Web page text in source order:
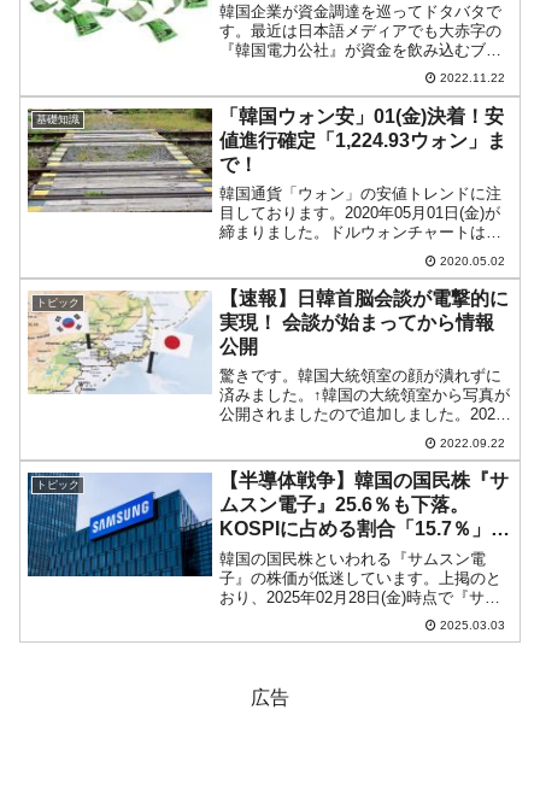
韓国企業が資金調達を巡ってドタバタで
す。最近は日本語メディアでも大赤字の
『韓国電力公社』が資金を飲み込むブラ
ックホールなどと報じられていますが、
これは親方太極旗なのをいいことに資金
ショートを防ぐため社債を発行しまくっ
ているからです。親方太極...
2022.11.22
基礎知識
「韓国ウォン安」01(金)決着！安
値進行確定「1,224.93ウォン」ま
で！
韓国通貨「ウォン」の安値トレンドに注
目しております。2020年05月01日(金)が
締まりました。ドルウォンチャートは以
下のようになりました（チャートは
『Investing.com』より引用：以下同）。
結局、2020年05月01日(金)は大き...
2020.05.02
トピック
【速報】日韓首脳会談が電撃的に
実現！ 会談が始まってから情報
公開
驚きです。韓国大統領室の顔が潰れずに
済みました。↑韓国の大統領室から写真が
公開されましたので追加しました。2022
年09月21日（現地時間）、日本の岸田文
雄首相と韓国の尹錫悦（ユン・ソギョ
ル）大統領の対面会談が実現しました。
日韓の首脳が顔を...
2022.09.22
トピック
【半導体戦争】韓国の国民株『サ
ムスン電子』25.6％も下落。
KOSPIに占める割合「15.7％」ま
でダウン
韓国の国民株といわれる『サムスン電
子』の株価が低迷しています。上掲のと
おり、2025年02月28日(金)時点で『サム
スン電子』の株価は「5万4,500ウォ
ン」。「8万電子」「10万電子」と期待さ
2025.03.03
広告